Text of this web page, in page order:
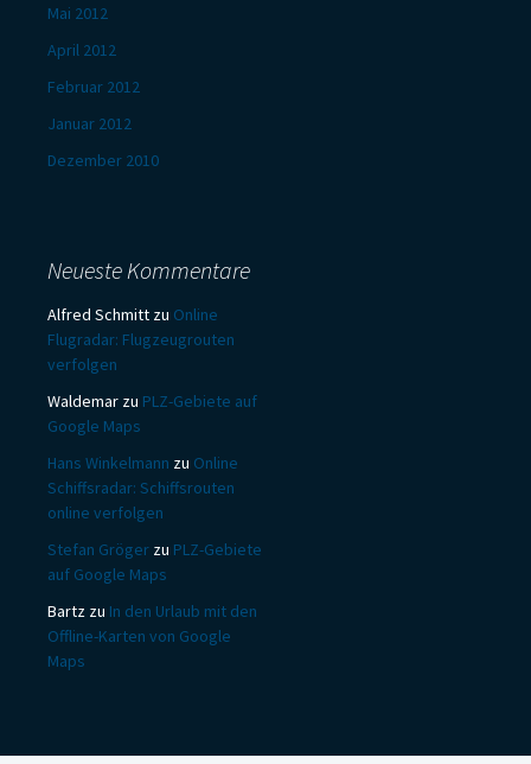
Mai 2012
April 2012
Februar 2012
Januar 2012
Dezember 2010
Neueste Kommentare
Alfred Schmitt zu Online
Flugradar: Flugzeugrouten
verfolgen
Waldemar zu PLZ-Gebiete auf
Google Maps
Hans Winkelmann zu Online
Schiffsradar: Schiffsrouten
online verfolgen
Stefan Gröger zu PLZ-Gebiete
auf Google Maps
Bartz zu In den Urlaub mit den
Offline-Karten von Google
Maps